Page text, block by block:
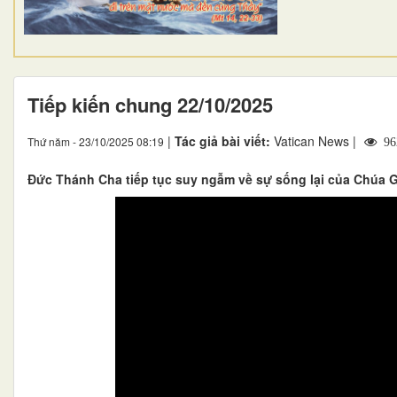
Tiếp kiến chung 22/10/2025
Thứ năm - 23/10/2025 08:19 | Tác giả bài viết: Vatican News |
Đức Thánh Cha tiếp tục suy ngẫm về sự sống lại của Chúa